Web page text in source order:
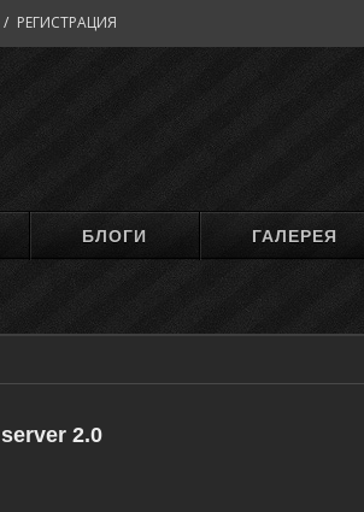
/ РЕГИСТРАЦИЯ
БЛОГИ ГАЛЕРЕЯ
2.0